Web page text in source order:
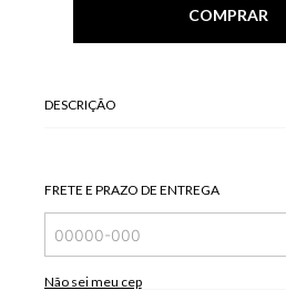
COMPRAR
DESCRIÇÃO
FRETE E PRAZO DE ENTREGA
Não sei meu cep